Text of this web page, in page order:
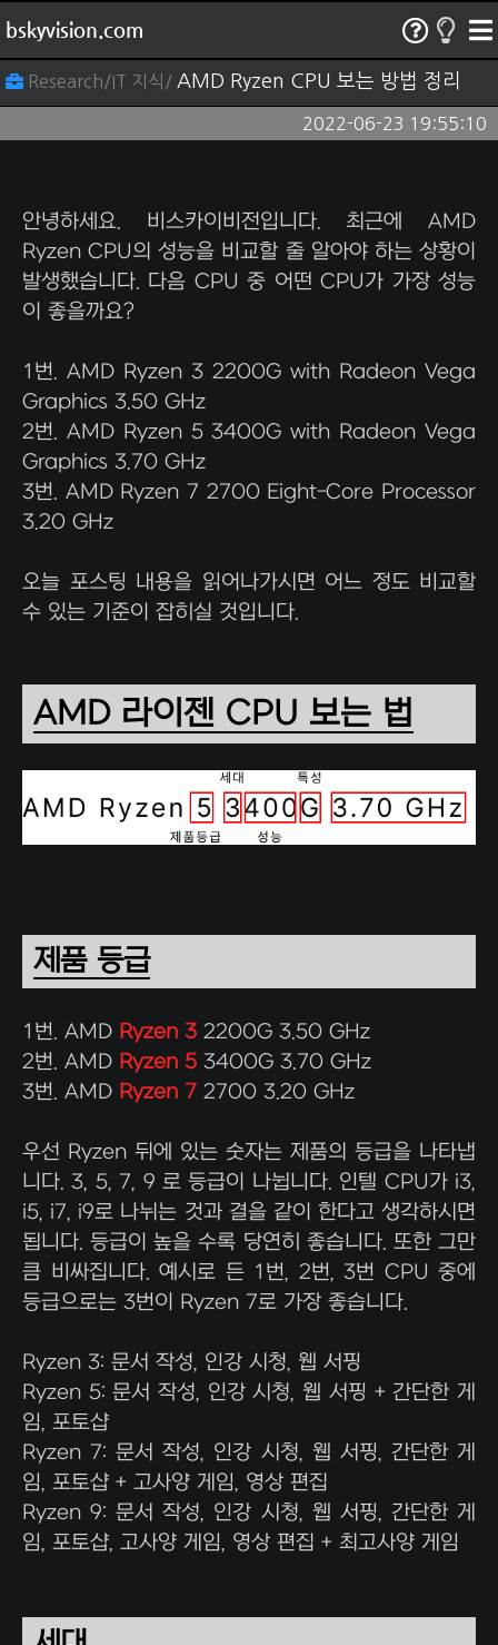
bskyvision.com
Research/IT 지식/ AMD Ryzen CPU 보는 방법 정리
2022-06-23 19:55:10
안녕하세요. 비스카이비전입니다. 최근에 AMD
Ryzen CPU의 성능을 비교할 줄 알아야 하는 상황이
발생했습니다. 다음 CPU 중 어떤 CPU가 가장 성능
이 좋을까요?
1번. AMD Ryzen 3 2200G with Radeon Vega
Graphics 3.50 GHz
2번. AMD Ryzen 5 3400G with Radeon Vega
Graphics 3.70 GHz
3번. AMD Ryzen 7 2700 Eight-Core Processor
3.20 GHz
오늘 포스팅 내용을 읽어나가시면 어느 정도 비교할
수 있는 기준이 잡히실 것입니다.
AMD 라이젠 CPU 보는 법
제품 등급
1번. AMD Ryzen 3 2200G 3.50 GHz
2번. AMD Ryzen 5 3400G 3.70 GHz
3번. AMD Ryzen 7 2700 3.20 GHz
우선 Ryzen 뒤에 있는 숫자는 제품의 등급을 나타냅
니다. 3, 5, 7, 9 로 등급이 나뉩니다. 인텔 CPU가 i3,
i5, i7, i9로 나뉘는 것과 결을 같이 한다고 생각하시면
됩니다. 등급이 높을 수록 당연히 좋습니다. 또한 그만
큼 비싸집니다. 예시로 든 1번, 2번, 3번 CPU 중에
등급으로는 3번이 Ryzen 7로 가장 좋습니다.
Ryzen 3: 문서 작성, 인강 시청, 웹 서핑
Ryzen 5: 문서 작성, 인강 시청, 웹 서핑 + 간단한 게
임, 포토샵
Ryzen 7: 문서 작성, 인강 시청, 웹 서핑, 간단한 게
임, 포토샵 + 고사양 게임, 영상 편집
Ryzen 9: 문서 작성, 인강 시청, 웹 서핑, 간단한 게
임, 포토샵, 고사양 게임, 영상 편집 + 최고사양 게임